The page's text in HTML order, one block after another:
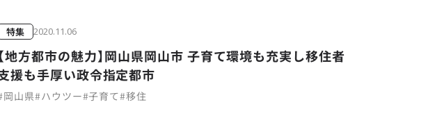
特集 2020.11.06
【地方都市の魅力】岡山県岡山市 子育て環境も充実し移住者
援も手厚い政令指定都市
岡山県#ハウツー#子育て#移住